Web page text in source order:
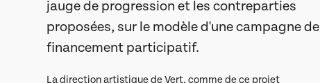
jauge de progression et les contreparties
proposées, sur le modèle d'une campagne de
financement participatif.
La direction artistique de Vert, comme de ce projet